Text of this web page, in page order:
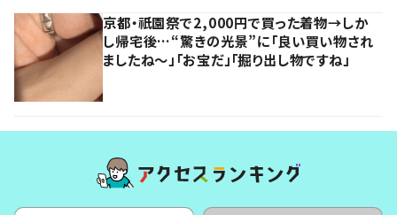
京都・祇園祭で2,000円で買った着物→しか
し帰宅後…“驚きの光景”に「良い買い物され
ましたね～」「お宝だ」「掘り出し物ですね」